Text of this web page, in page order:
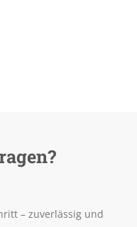
– zuverlässig und